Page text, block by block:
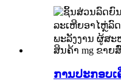
ການປະກອບເ